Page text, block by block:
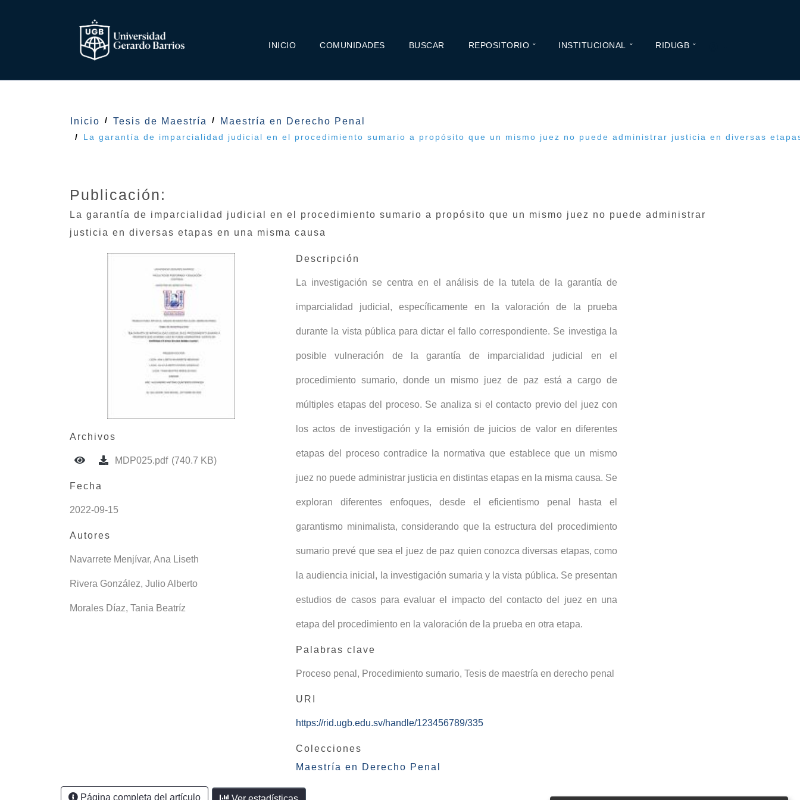
INICIO COMUNIDADES BUSCAR REPOSITORIO INSTITUCIONAL RIDUGB
Inicio Tesis de Maestría Maestría en Derecho Penal
La garantía de imparcialidad judicial en el procedimiento sumario a propósito que un mismo juez no puede administrar justicia en diversas
Publicación:
La garantía de imparcialidad judicial en el procedimiento sumario a propósito que un mismo juez no puede administrar
justicia en diversas etapas en una misma causa
Archivos
MDP025.pdf (740.7 KB)
Fecha
2022-09-15
Autores
Navarrete Menjívar, Ana Liseth
Rivera González, Julio Alberto
Morales Díaz, Tania Beatríz
Descripción
La investigación se centra en el análisis de la tutela de la garantía de
imparcialidad judicial, específicamente en la valoración de la prueba
durante la vista pública para dictar el fallo correspondiente. Se investiga la
posible vulneración de la garantía de imparcialidad judicial en el
procedimiento sumario, donde un mismo juez de paz está a cargo de
múltiples etapas del proceso. Se analiza si el contacto previo del juez con
los actos de investigación y la emisión de juicios de valor en diferentes
etapas del proceso contradice la normativa que establece que un mismo
juez no puede administrar justicia en distintas etapas en la misma causa. Se
exploran diferentes enfoques, desde el eficientismo penal hasta el
garantismo minimalista, considerando que la estructura del procedimiento
sumario prevé que sea el juez de paz quien conozca diversas etapas, como
la audiencia inicial, la investigación sumaria y la vista pública. Se presentan
estudios de casos para evaluar el impacto del contacto del juez en una
etapa del procedimiento en la valoración de la prueba en otra etapa.
Palabras clave
Proceso penal , Procedimiento sumario, Tesis de maestría en derecho penal
URI
https://rid.ugb.edu.sv/handle/123456789/335
Colecciones
Maestría en Derecho Penal
Página completa del artículo